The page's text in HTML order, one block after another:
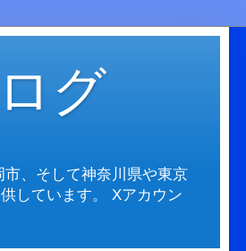
グ
市、そして神奈川県や東京
しています。 Xアカウン